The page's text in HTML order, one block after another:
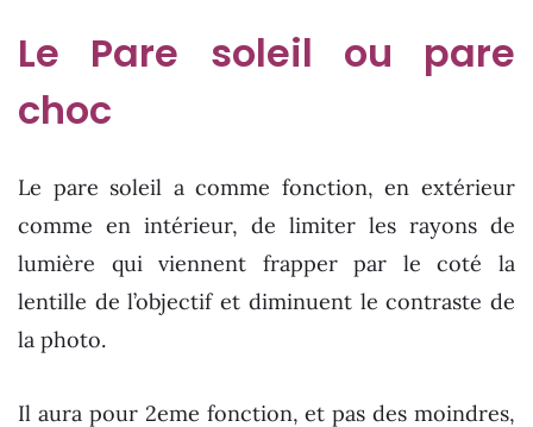
Le Pare soleil ou pare
choc
Le pare soleil a comme fonction, en extérieur
comme en intérieur, de limiter les rayons de
lumière qui viennent frapper par le coté la
lentille de l’objectif et diminuent le contraste de
la photo.
Il aura pour 2eme fonction, et pas des moindres,